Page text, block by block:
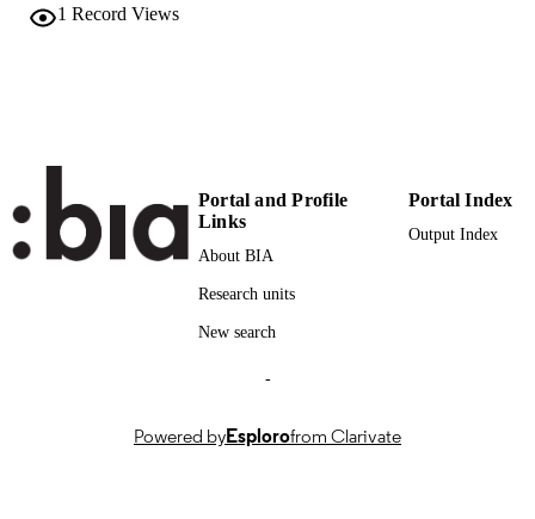
AUTHOR
NAMES STRING
Martin S, Arendt I
1 Record Views
Portal and Profile
Links
About BIA
Research units
New search
Portal Index
Output Index
-
Powered byEsplorofrom Clarivate